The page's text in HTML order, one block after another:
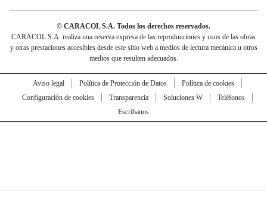
© CARACOL S.A. Todos los derechos reservados.
CARACOL S.A. realiza una reserva expresa de las reproducciones y usos de las obras
y otras prestaciones accesibles desde este sitio web a medios de lectura mecánica u otros
medios que resulten adecuados.
Aviso legal Política de Protección de Datos
Política de cookies
Configuración de cookies
Transparencia Soluciones W
Teléfonos
Escríbanos